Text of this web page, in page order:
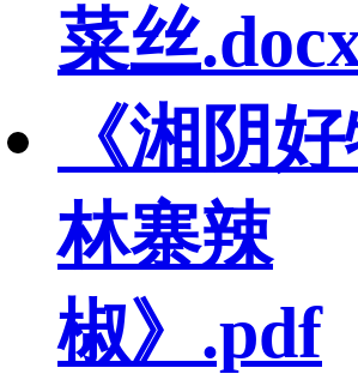
菜丝
《湘阴
林寨辣
椒》.pdf